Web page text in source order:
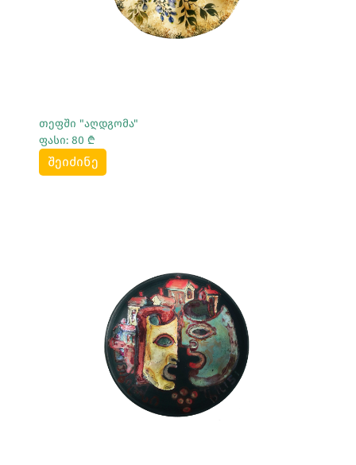
თეფში "აღდგომა"
ფასი: 80 ₾
შეიძინე
Სრულად Ნახვა